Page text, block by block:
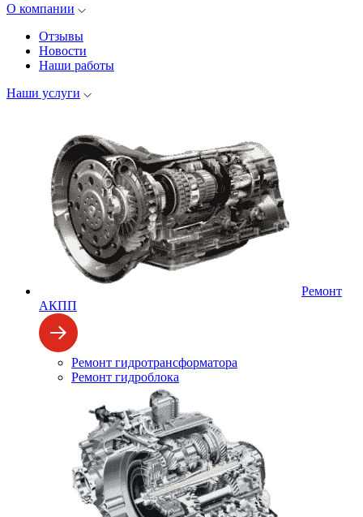
О компании
Отзывы
Новости
Наши работы
Наши услуги
Ремонт
АКПП
Ремонт гидротрансформатора
Ремонт гидроблока